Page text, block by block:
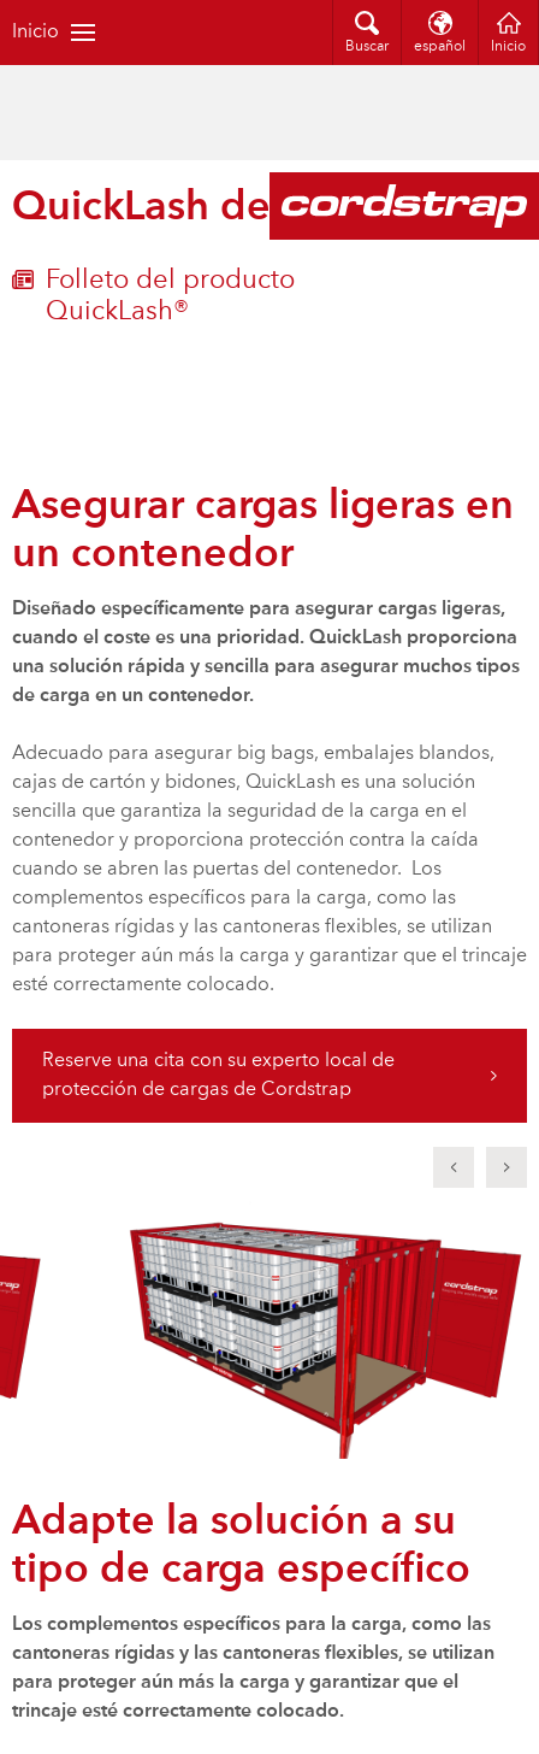
Inicio
Buscar español Inicio
QuickLash de Cordstrap
Folleto del producto
QuickLash®
Asegurar cargas ligeras en
un contenedor
Diseñado específicamente para asegurar cargas ligeras,
cuando el coste es una prioridad. QuickLash proporciona
una solución rápida y sencilla para asegurar muchos tipos
de carga en un contenedor.
Adecuado para asegurar big bags, embalajes blandos,
cajas de cartón y bidones, QuickLash es una solución
sencilla que garantiza la seguridad de la carga en el
contenedor y proporciona protección contra la caída
cuando se abren las puertas del contenedor. Los
complementos específicos para la carga, como las
cantoneras rígidas y las cantoneras flexibles, se utilizan
para proteger aún más la carga y garantizar que el trincaje
esté correctamente colocado.
Reserve una cita con su experto local de
protección de cargas de Cordstrap
Adapte la solución a su
tipo de carga específico
Los complementos específicos para la carga, como las
cantoneras rígidas y las cantoneras flexibles, se utilizan
para proteger aún más la carga y garantizar que el
trincaje esté correctamente colocado.